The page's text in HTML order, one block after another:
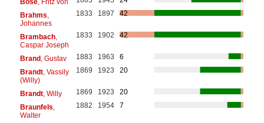
Brahms
Johannes
1833 1897 42
Brambach,
Caspar Joseph
1833 1902 42
Brand, Gustav 1883 1963
6
Brandt, Vassily
(Willy)
1869 1923 20
Brandt, Willy 1869 1923
20
Braunfels
Walter
1882 1954 7